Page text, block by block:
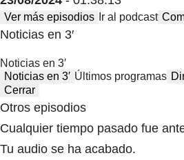
Ver más episodios Ir al podcast
Noticias en 3′
Noticias en 3′
Noticias en 3′ Últimos programas
Cerrar
Otros episodios
Cualquier tiempo pasado fue
Tu audio se ha acabado.